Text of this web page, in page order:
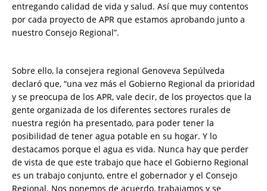
entregando calidad de vida y salud. Así que muy contentos
por cada proyecto de APR que estamos aprobando junto a
nuestro Consejo Regional”.
Sobre ello, la consejera regional Genoveva Sepúlveda
declaró que, “una vez más el Gobierno Regional da prioridad
y se preocupa de los APR, vale decir, de los proyectos que la
gente organizada de los diferentes sectores rurales de
nuestra región ha presentado, para poder tener la
posibilidad de tener agua potable en su hogar. Y lo
destacamos porque el agua es vida. Nunca hay que perder
de vista de que este trabajo que hace el Gobierno Regional
es un trabajo conjunto, entre el gobernador y el Consejo
Regional. Nos ponemos de acuerdo, trabajamos y se